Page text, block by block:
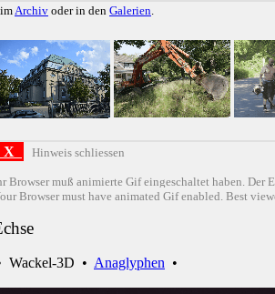
Archiv oder in den Galerien.
X Hinweis schliessen
Browser muß animierte Gif eingeschaltet haben. Der
Browser must have animated Gif enabled. Best
Wackel-3D • Anaglyphen •